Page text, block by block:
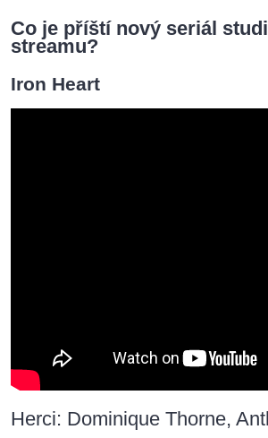
Co je příští nový seriál
streamu?
Iron Heart
Herci: Dominique Thorne,